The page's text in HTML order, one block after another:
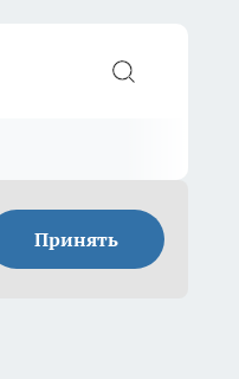
Принять